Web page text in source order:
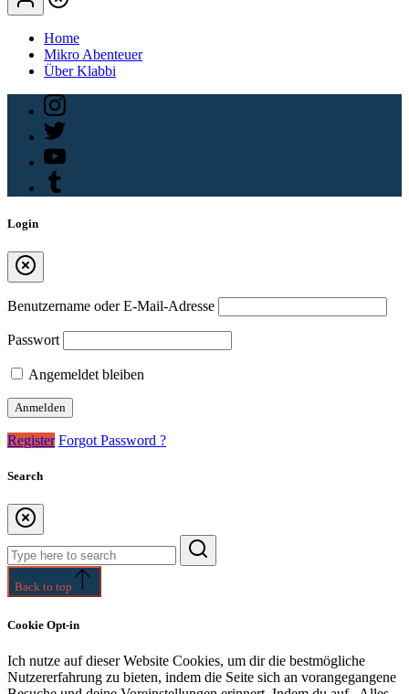
Home
Mikro Abenteuer
Über Klabbi
Login
Benutzername oder E-Mail-Adresse
Passwort
Angemeldet bleiben
Register Forgot Password ?
Search
for:
Back to top
Cookie Opt-in
Ich nutze auf dieser Website Cookies, um dir die bestmögliche
Nutzererfahrung zu bieten, indem die Seite sich an vorangegangene